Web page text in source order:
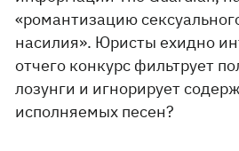
«романтизацию
насилия». Юристы ехидно
отчего конкурс фильтрует
лозунги и игнорирует
исполняемых песен?